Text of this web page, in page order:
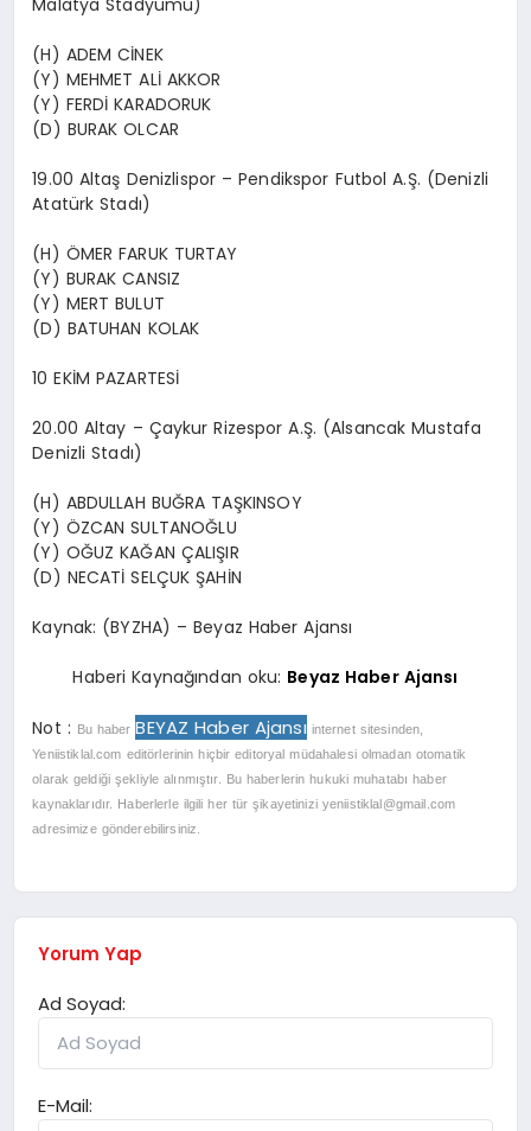
(H) ADEM CİNEK
(Y) MEHMET ALİ AKKOR
(Y) FERDİ KARADORUK
(D) BURAK OLCAR
19.00 Altaş Denizlispor – Pendikspor Futbol A.Ş. (Denizli
Atatürk Stadı)
(H) ÖMER FARUK TURTAY
(Y) BURAK CANSIZ
(Y) MERT BULUT
(D) BATUHAN KOLAK
10 EKİM PAZARTESİ
20.00 Altay – Çaykur Rizespor A.Ş. (Alsancak Mustafa
Denizli Stadı)
(H) ABDULLAH BUĞRA TAŞKINSOY
(Y) ÖZCAN SULTANOĞLU
(Y) OĞUZ KAĞAN ÇALIŞIR
(D) NECATİ SELÇUK ŞAHİN
Kaynak: (BYZHA) – Beyaz Haber Ajansı
Haberi Kaynağından oku: Beyaz Haber Ajansı
Not : Bu haber BEYAZ Haber Ajansı internet sitesinden,
Yeniistiklal.com editörlerinin hiçbir editoryal müdahalesi olmadan otomatik
olarak geldiği şekliyle alınmıştır. Bu haberlerin hukuki muhatabı haber
kaynaklarıdır. Haberlerle ilgili her tür şikayetinizi yeniistiklal@gmail.com
adresimize gönderebilirsiniz.
Yorum Yap
Ad Soyad:
E-Mail: